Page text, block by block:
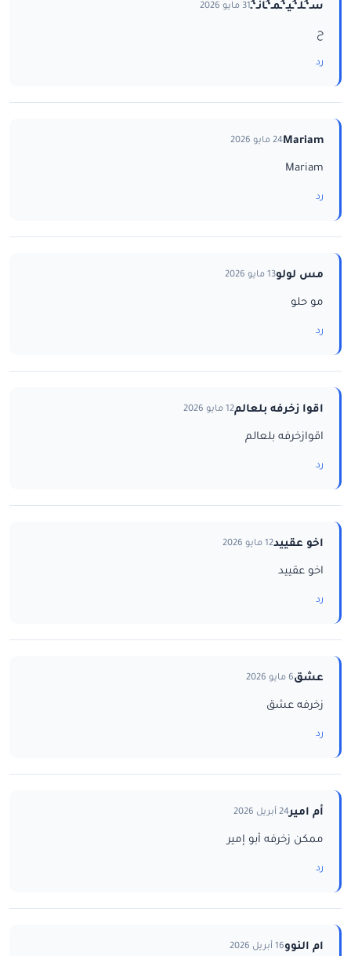
سـ‘ـُلـ‘ـُيـ‘ـُمـ‘ـُاْنـ‘ـُ31 مايو 2026
ح
رد
Mariam24 مايو 2026
Mariam
رد
مس لولو13 مايو 2026
مو حلو
رد
اقوا زخرفه بلعالم12 مايو 2026
اقوازخرفه بلعالم
رد
اخو عقييد12 مايو 2026
اخو عقييد
رد
عشق6 مايو 2026
زخرفه عشق
رد
أم امير24 أبريل 2026
ممكن زخرفه أبو إمير
رد
ام النوو16 أبريل 2026